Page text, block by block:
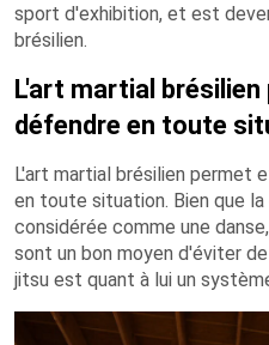
sport d'exhibition, et est
brésilien.
L'art martial
défendre en toute
L'art martial brésilien
en toute situation. Bien que
considérée comme une
sont un bon moyen d'éviter
jitsu est quant à lui un